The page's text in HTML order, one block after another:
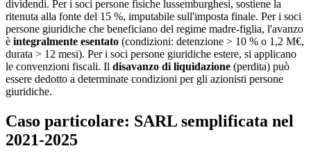
dividendi. Per i soci persone fisiche lussemburghesi, sostiene la
ritenuta alla fonte del 15 %, imputabile sull'imposta finale. Per i soci
persone giuridiche che beneficiano del regime madre-figlia, l'avanzo
è integralmente esentato (condizioni: detenzione > 10 % o 1,2 M€,
durata > 12 mesi). Per i soci persone giuridiche estere, si applicano
le convenzioni fiscali. Il disavanzo di liquidazione (perdita) può
essere dedotto a determinate condizioni per gli azionisti persone
giuridiche.
Caso particolare: SARL semplificata nel
2021-2025